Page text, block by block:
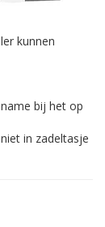
kunnen
bij het op
in zadeltasje